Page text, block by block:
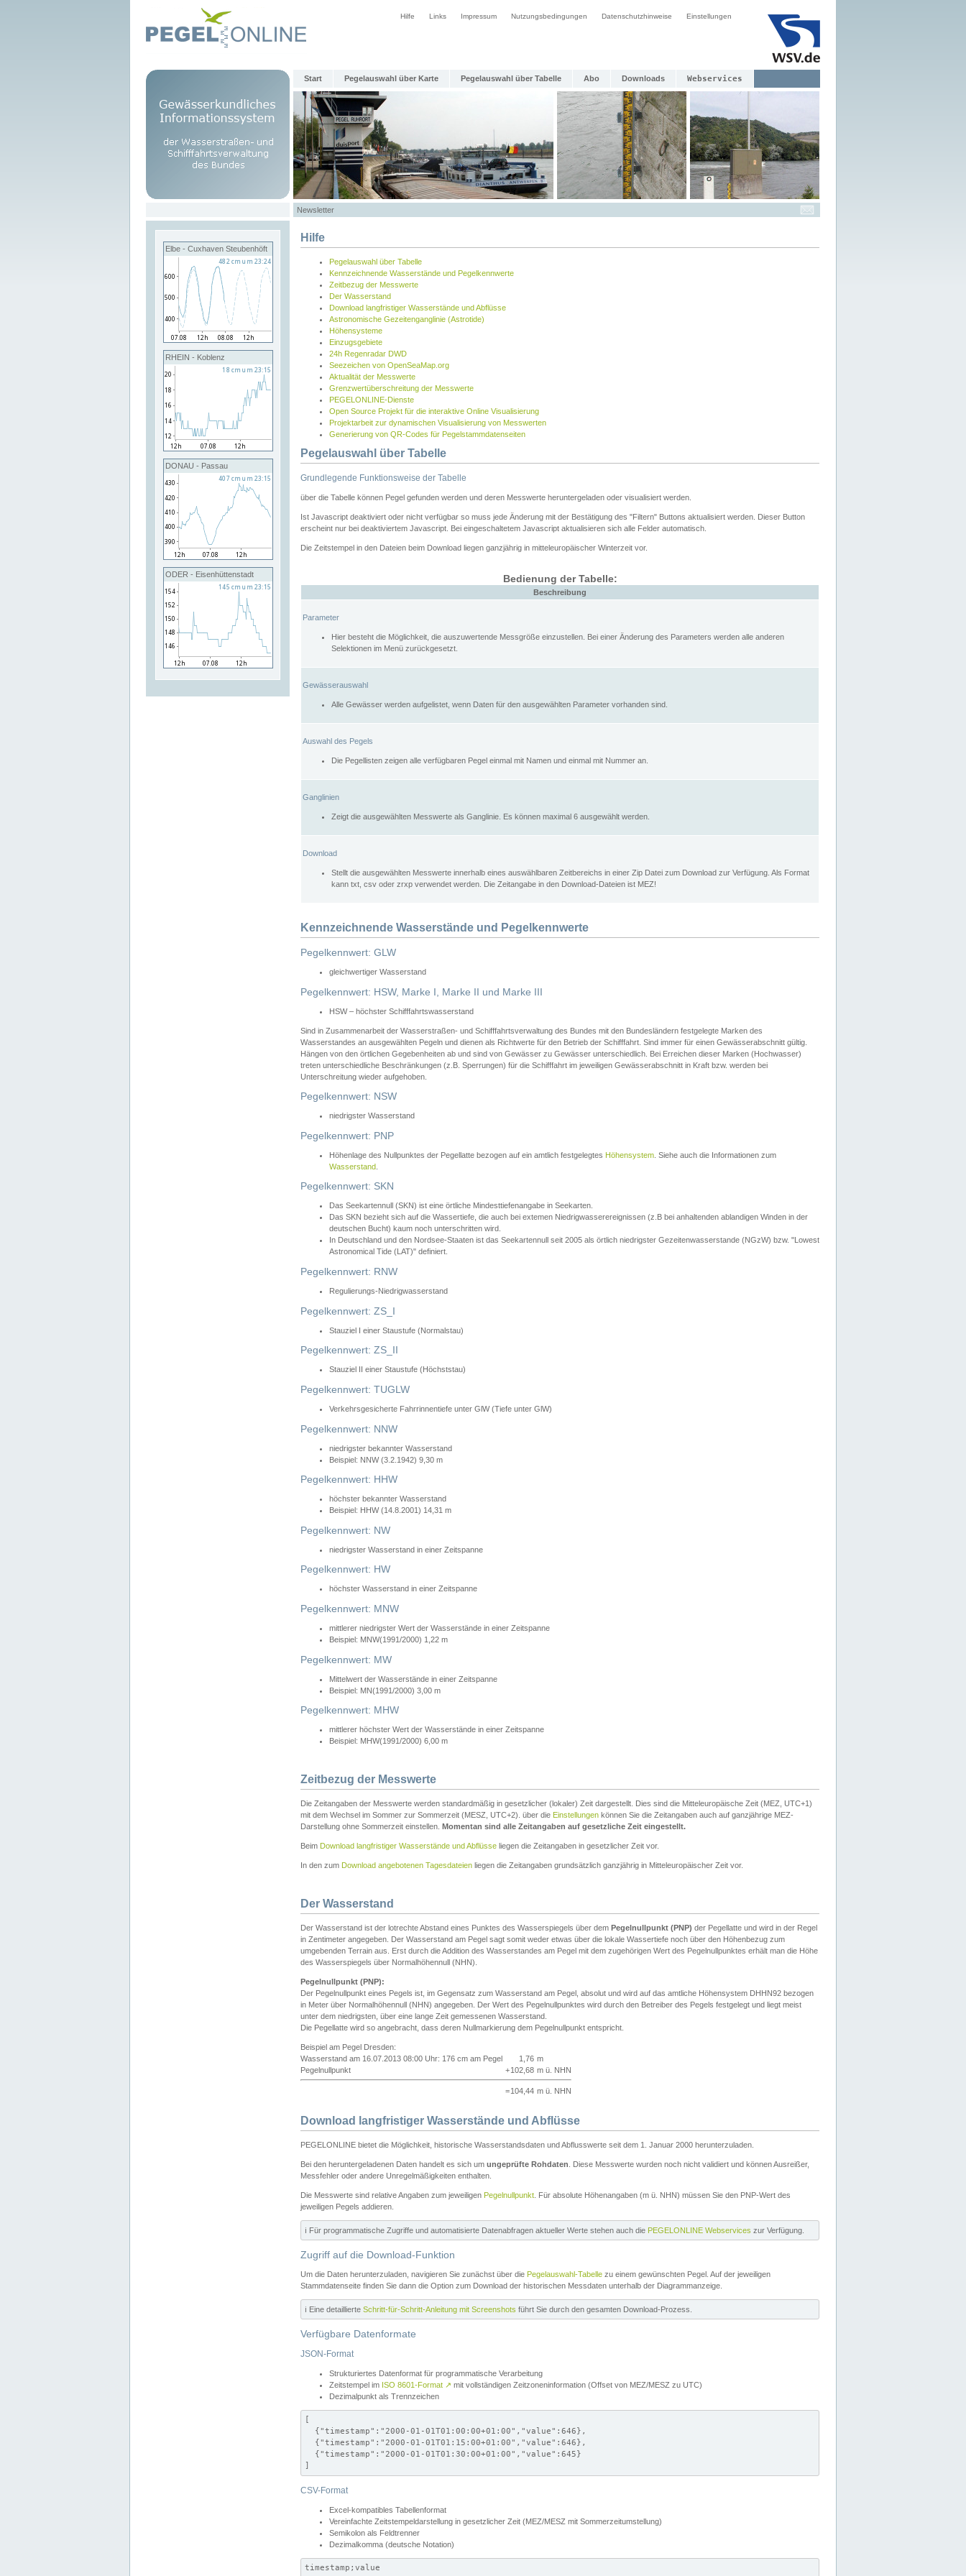
Hilfe Links Impressum Nutzungsbedingungen Datenschutzhinweise Einstellungen
Start Pegelauswahl über Karte Pegelauswahl über Tabelle Abo Downloads Webservices
Newsletter
Elbe - Cuxhaven Steubenhöft
RHEIN - Koblenz
DONAU - Passau
ODER - Eisenhüttenstadt
Hilfe
Pegelauswahl über Tabelle
Kennzeichnende Wasserstände und Pegelkennwerte
Zeitbezug der Messwerte
Der Wasserstand
Download langfristiger Wasserstände und Abflüsse
Astronomische Gezeitenganglinie (Astrotide)
Höhensysteme
Einzugsgebiete
24h Regenradar DWD
Seezeichen von OpenSeaMap.org
Aktualität der Messwerte
Grenzwertüberschreitung der Messwerte
PEGELONLINE-Dienste
Open Source Projekt für die interaktive Online Visualisierung
Projektarbeit zur dynamischen Visualisierung von Messwerten
Generierung von QR-Codes für Pegelstammdatenseiten
Pegelauswahl über Tabelle
Grundlegende Funktionsweise der Tabelle
über die Tabelle können Pegel gefunden werden und deren Messwerte heruntergeladen oder visualisiert werden.
Ist Javascript deaktiviert oder nicht verfügbar so muss jede Änderung mit der Bestätigung des "Filtern" Buttons aktualisiert werden. Dieser Button
erscheint nur bei deaktiviertem Javascript. Bei eingeschaltetem Javascript aktualisieren sich alle Felder automatisch.
Die Zeitstempel in den Dateien beim Download liegen ganzjährig in mitteleuropäischer Winterzeit vor.
Bedienung der Tabelle:
Beschreibung
Parameter
Hier besteht die Möglichkeit, die auszuwertende Messgröße einzustellen. Bei einer Änderung des Parameters werden alle anderen
Selektionen im Menü zurückgesetzt.
Gewässerauswahl
Alle Gewässer werden aufgelistet, wenn Daten für den ausgewählten Parameter vorhanden sind.
Auswahl des Pegels
Die Pegellisten zeigen alle verfügbaren Pegel einmal mit Namen und einmal mit Nummer an.
Ganglinien
Zeigt die ausgewählten Messwerte als Ganglinie. Es können maximal 6 ausgewählt werden.
Download
Stellt die ausgewählten Messwerte innerhalb eines auswählbaren Zeitbereichs in einer Zip Datei zum Download zur Verfügung. Als Format
kann txt, csv oder zrxp verwendet werden. Die Zeitangabe in den Download-Dateien ist MEZ!
Kennzeichnende Wasserstände und Pegelkennwerte
Pegelkennwert: GLW
gleichwertiger Wasserstand
Pegelkennwert: HSW, Marke I, Marke II und Marke III
HSW – höchster Schifffahrtswasserstand
Sind in Zusammenarbeit der Wasserstraßen- und Schifffahrtsverwaltung des Bundes mit den Bundesländern festgelegte Marken des
Wasserstandes an ausgewählten Pegeln und dienen als Richtwerte für den Betrieb der Schifffahrt. Sind immer für einen Gewässerabschnitt gültig.
Hängen von den örtlichen Gegebenheiten ab und sind von Gewässer zu Gewässer unterschiedlich. Bei Erreichen dieser Marken (Hochwasser)
treten unterschiedliche Beschränkungen (z.B. Sperrungen) für die Schifffahrt im jeweiligen Gewässerabschnitt in Kraft bzw. werden bei
Unterschreitung wieder aufgehoben.
Pegelkennwert: NSW
niedrigster Wasserstand
Pegelkennwert: PNP
Höhenlage des Nullpunktes der Pegellatte bezogen auf ein amtlich festgelegtes Höhensystem . Siehe auch die Informationen zum
Wasserstand
Pegelkennwert: SKN
Das Seekartennull (SKN) ist eine örtliche Mindesttiefenangabe in Seekarten.
Das SKN bezieht sich auf die Wassertiefe, die auch bei extemen Niedrigwasserereignissen (z.B bei anhaltenden ablandigen Winden in der
deutschen Bucht) kaum noch unterschritten wird.
In Deutschland und den Nordsee-Staaten ist das Seekartennull seit 2005 als örtlich niedrigster Gezeitenwasserstande (NGzW) bzw. "Lowest
Astronomical Tide (LAT)" definiert.
Pegelkennwert: RNW
Regulierungs-Niedrigwasserstand
Pegelkennwert: ZS_I
Stauziel I einer Staustufe (Normalstau)
Pegelkennwert: ZS_II
Stauziel II einer Staustufe (Höchststau)
Pegelkennwert: TUGLW
Verkehrsgesicherte Fahrrinnentiefe unter GlW (Tiefe unter GlW)
Pegelkennwert: NNW
niedrigster bekannter Wasserstand
Beispiel: NNW (3.2.1942) 9,30 m
Pegelkennwert: HHW
höchster bekannter Wasserstand
Beispiel: HHW (14.8.2001) 14,31 m
Pegelkennwert: NW
niedrigster Wasserstand in einer Zeitspanne
Pegelkennwert: HW
höchster Wasserstand in einer Zeitspanne
Pegelkennwert: MNW
mittlerer niedrigster Wert der Wasserstände in einer Zeitspanne
Beispiel: MNW(1991/2000) 1,22 m
Pegelkennwert: MW
Mittelwert der Wasserstände in einer Zeitspanne
Beispiel: MN(1991/2000) 3,00 m
Pegelkennwert: MHW
mittlerer höchster Wert der Wasserstände in einer Zeitspanne
Beispiel: MHW(1991/2000) 6,00 m
Zeitbezug der Messwerte
Die Zeitangaben der Messwerte werden standardmäßig in gesetzlicher (lokaler) Zeit dargestellt. Dies sind die Mitteleuropäische Zeit (MEZ, UTC+1)
mit dem Wechsel im Sommer zur Sommerzeit (MESZ, UTC+2). über die Einstellungen können Sie die Zeitangaben auch auf ganzjährige MEZ-
Darstellung ohne Sommerzeit einstellen. Momentan sind alle Zeitangaben auf gesetzliche Zeit eingestellt.
Beim Download langfristiger Wasserstände und Abflüsse liegen die Zeitangaben in gesetzlicher Zeit vor.
In den zum Download angebotenen Tagesdateien liegen die Zeitangaben grundsätzlich ganzjährig in Mitteleuropäischer Zeit vor.
Der Wasserstand
Der Wasserstand ist der lotrechte Abstand eines Punktes des Wasserspiegels über dem Pegelnullpunkt (PNP) der Pegellatte und wird in der Regel
in Zentimeter angegeben. Der Wasserstand am Pegel sagt somit weder etwas über die lokale Wassertiefe noch über den Höhenbezug zum
umgebenden Terrain aus. Erst durch die Addition des Wasserstandes am Pegel mit dem zugehörigen Wert des Pegelnullpunktes erhält man die Höhe
des Wasserspiegels über Normalhöhennull (NHN).
Pegelnullpunkt (PNP):
Der Pegelnullpunkt eines Pegels ist, im Gegensatz zum Wasserstand am Pegel, absolut und wird auf das amtliche Höhensystem DHHN92 bezogen
in Meter über Normalhöhennull (NHN) angegeben. Der Wert des Pegelnullpunktes wird durch den Betreiber des Pegels festgelegt und liegt meist
unter dem niedrigsten, über eine lange Zeit gemessenen Wasserstand.
Die Pegellatte wird so angebracht, dass deren Nullmarkierung dem Pegelnullpunkt entspricht.
Beispiel am Pegel Dresden:
Wasserstand am 16.07.2013 08:00 Uhr: 176 cm am Pegel
1,76 m
Pegelnullpunkt
+102,68 m ü. NHN
=104,44 m ü. NHN
Download langfristiger Wasserstände und Abflüsse
PEGELONLINE bietet die Möglichkeit, historische Wasserstandsdaten und Abflusswerte seit dem 1. Januar 2000 herunterzuladen.
Bei den heruntergeladenen Daten handelt es sich um ungeprüfte Rohdaten . Diese Messwerte wurden noch nicht validiert und können Ausreißer,
Messfehler oder andere Unregelmäßigkeiten enthalten.
Die Messwerte sind relative Angaben zum jeweiligen Pegelnullpunkt . Für absolute Höhenangaben (m ü. NHN) müssen Sie den PNP-Wert des
jeweiligen Pegels addieren.
ℹ️ Für programmatische Zugriffe und automatisierte Datenabfragen aktueller Werte stehen auch die PEGELONLINE Webservices zur Verfügung.
Zugriff auf die Download-Funktion
Um die Daten herunterzuladen, navigieren Sie zunächst über die Pegelauswahl-Tabelle zu einem gewünschten Pegel. Auf der jeweiligen
Stammdatenseite finden Sie dann die Option zum Download der historischen Messdaten unterhalb der Diagrammanzeige.
ℹ️ Eine detaillierte Schritt-für-Schritt-Anleitung mit Screenshots führt Sie durch den gesamten Download-Prozess.
Verfügbare Datenformate
JSON-Format
Strukturiertes Datenformat für programmatische Verarbeitung
Zeitstempel im ISO 8601-Format ↗ mit vollständigen Zeitzoneninformation (Offset von MEZ/MESZ zu UTC)
Dezimalpunkt als Trennzeichen
[
  {"timestamp":"2000-01-01T01:00:00+01:00","value":646},
  {"timestamp":"2000-01-01T01:15:00+01:00","value":646},
  {"timestamp":"2000-01-01T01:30:00+01:00","value":645}
]
CSV-Format
Excel-kompatibles Tabellenformat
Vereinfachte Zeitstempeldarstellung in gesetzlicher Zeit (MEZ/MESZ mit Sommerzeitumstellung)
Semikolon als Feldtrenner
Dezimalkomma (deutsche Notation)
timestamp;value